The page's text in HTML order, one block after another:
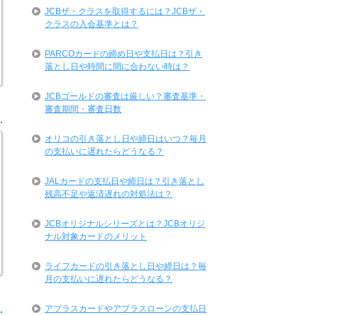
JCBザ・クラスを取得するには？JCBザ・
クラスの入会基準とは？
PARCOカードの締め日や支払日は？引き
落とし日や時間に間に合わない時は？
JCBゴールドの審査は厳しい？審査基準・
審査期間・審査日数
オリコの引き落とし日や締日はいつ？毎月
の支払いに遅れたらどうなる？
JALカードの支払日や締日は？引き落とし
残高不足や返済遅れの対処法は？
JCBオリジナルシリーズとは？JCBオリジ
ナル対象カードのメリット
ライフカードの引き落とし日や締日は？毎
月の支払いに遅れたらどうなる？
アプラスカードやアプラスローンの支払日